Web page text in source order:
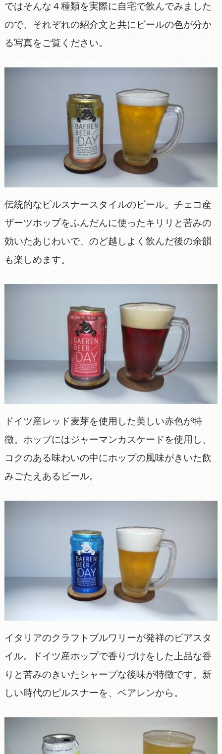
ではそんな４種類を実際に自宅で飲んでみました
ので、それぞれの紹介文と共にビールの色が分か
る写真をご覧ください。
伝統的なピルスナースタイルのビール。チェコ産
ザーツホップをふんだんに使ったキリリと苦みの
効いたあじわいで、のど越しよく飲んだ後の余韻
も楽しめます。
ドイツ産レッド麦芽を使用した美しい赤色が特
徴。ホップにはジャーマンカスケードを使用し、
コクのある味わいの中にホップの風味がきいた飲
みごたえあるビール。
イタリアのクラフトブルワリーが発祥のビアスタ
イル。ドイツ産ホップで香りづけをした上品な香
りと苦みのきいたシャープな後味が特徴です。新
しい時代のピルスナーを、ベアレンから。